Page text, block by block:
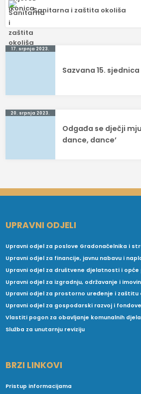
Sanitarna i zaštita okoliša
Navigacija
17. srpnja 2023.
Sazvana 15.
20. srpnja 2023.
Odgađa se dječji
dance, dance’
UPRAVNI ODJELI
Upravni odjel za poslove Gradonačelnika i
Upravni odjel za financije, javnu nabavu i
Upravni odjel za društvene djelatnosti i opće
Upravni odjel za izgradnju, održavanje i
Upravni odjel za prostorno uređenje i zaštitu
Upravni odjel za gospodarski razvoj i fondove
Vlastiti pogon za obavljanje komunalnih
Služba za unutarnju reviziju
BRZI LINKOVI
Pristup informacijama